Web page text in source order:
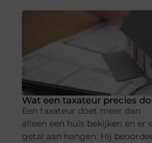
Wat een taxateur precies
Een taxateur doet meer dan
alleen een huis bekijken en er
getal aan hangen. Hij